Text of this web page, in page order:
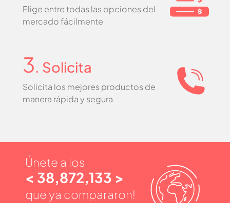
Elige entre todas las opciones del
mercado fácilmente
3. Solicita
Solicita los mejores productos de
manera rápida y segura
Únete a los
< 38,872,133 >
que ya compararon!